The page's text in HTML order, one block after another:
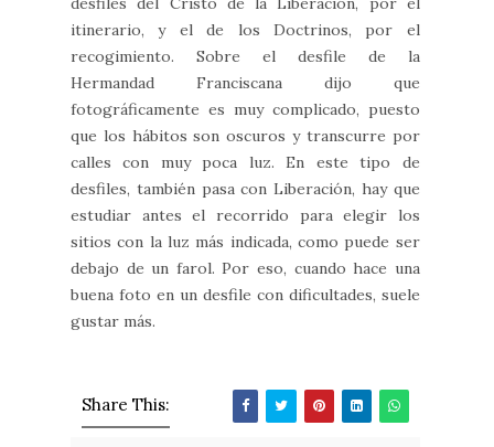
itinerario, y el de los Doctrinos, por el
recogimiento. Sobre el desfile de la
Hermandad Franciscana dijo que
fotográficamente es muy complicado, puesto
que los hábitos son oscuros y transcurre por
calles con muy poca luz. En este tipo de
desfiles, también pasa con Liberación, hay que
estudiar antes el recorrido para elegir los
sitios con la luz más indicada, como puede ser
debajo de un farol. Por eso, cuando hace una
buena foto en un desfile con dificultades, suele
gustar más.
Share This: